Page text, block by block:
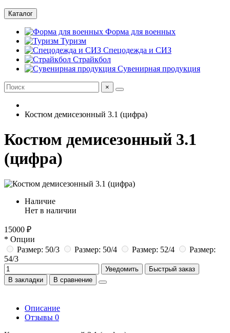
Каталог
Форма для военных
Туризм
Спецодежда и СИЗ
Страйкбол
Сувенирная продукция
×
Костюм демисезонный 3.1 (цифра)
Костюм демисезонный 3.1
(цифра)
Наличие
Нет в наличии
15000 ₽
* Опции
Размер: 50/3
Размер: 50/4 Размер: 52/4
Размер:
54/3
Уведомить
Быстрый заказ
В закладки
В сравнение
Описание
Отзывы 0